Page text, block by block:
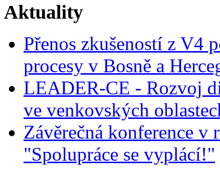
Aktuality
Přenos zkušeností z V4
procesy v Bosně a
LEADER-CE - Rozvoj
ve venkovských
Závěrečná konference v
"Spolupráce se vyplácí!"